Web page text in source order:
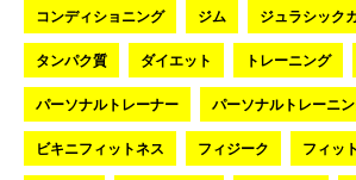
コンディショニング ジム ジュラシック
タンパク質 ダイエット トレーニング
パーソナルトレーナー パーソナルトレーニ
ビキニフィットネス フィジーク フィッ